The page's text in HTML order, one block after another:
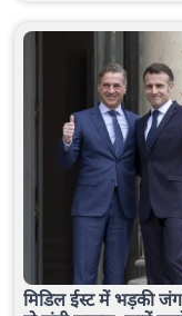
मिडिल ईस्ट में भड़की जंग